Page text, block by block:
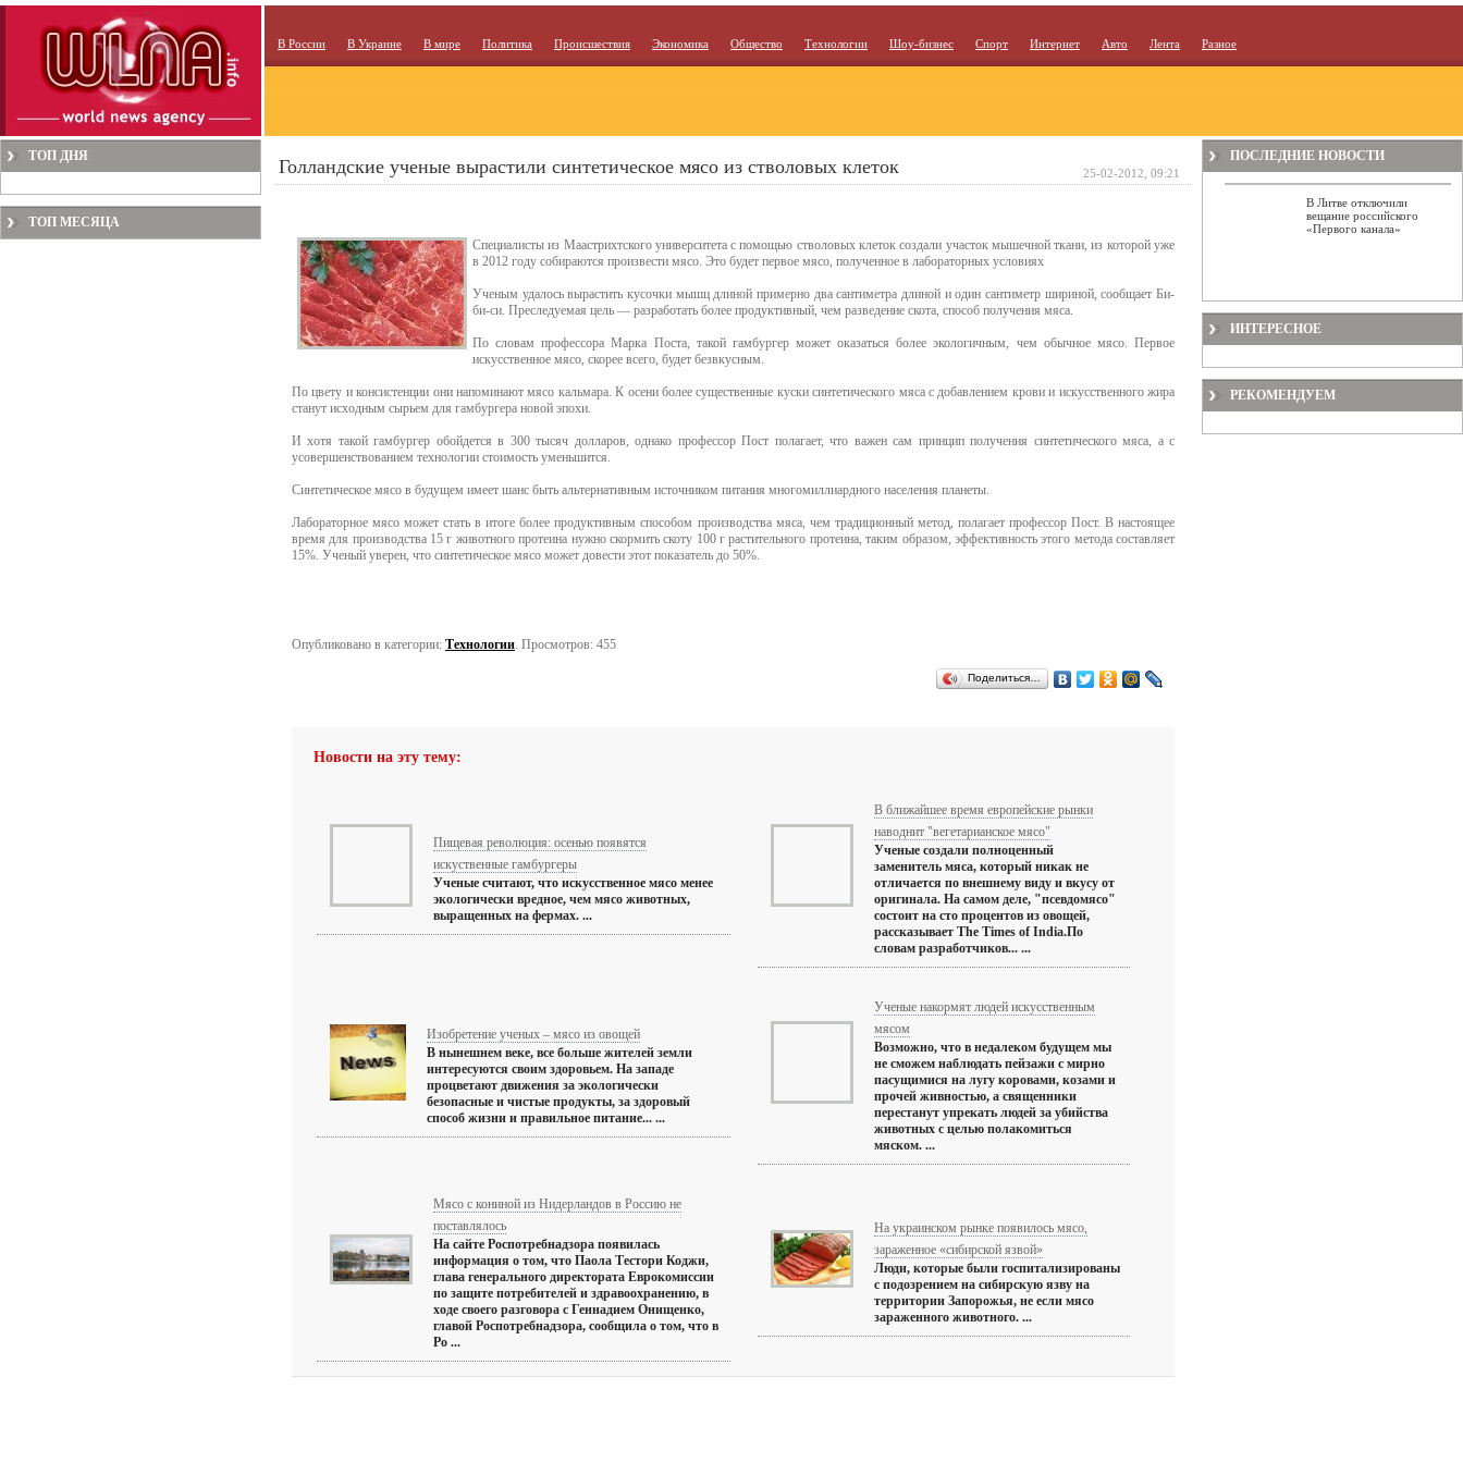
В России В Украине В мире Политика Происшествия Экономика Общество Технологии Шоу-бизнес Спорт Интернет Авто Лента Разное
ТОП ДНЯ
ТОП МЕСЯЦА
Голландские ученые вырастили синтетическое мясо из стволовых клеток
Специалисты из Маастрихтского университета с помощью стволовых клеток создали участок мышечной ткани, из которой уже
в 2012 году собираются произвести мясо. Это будет первое мясо, полученное в лабораторных условиях
Ученым удалось вырастить кусочки мышц длиной примерно два сантиметра длиной и один сантиметр шириной, сообщает Би-
би-си. Преследуемая цель — разработать более продуктивный, чем разведение скота, способ получения мяса.
По словам профессора Марка Поста, такой гамбургер может оказаться более экологичным, чем обычное мясо. Первое
искусственное мясо, скорее всего, будет безвкусным.
По цвету и консистенции они напоминают мясо кальмара. К осени более существенные куски синтетического мяса с добавлением крови и искусственного жира
станут исходным сырьем для гамбургера новой эпохи.
И хотя такой гамбургер обойдется в 300 тысяч долларов, однако профессор Пост полагает, что важен сам принцип получения синтетического мяса, а с
усовершенствованием технологии стоимость уменьшится.
Синтетическое мясо в будущем имеет шанс быть альтернативным источником питания многомиллиардного населения планеты.
Лабораторное мясо может стать в итоге более продуктивным способом производства мяса, чем традиционный метод, полагает профессор Пост. В настоящее
время для производства 15 г животного протеина нужно скормить скоту 100 г растительного протеина, таким образом, эффективность этого метода составляет
15%. Ученый уверен, что синтетическое мясо может довести этот показатель до 50%.
Опубликовано в категории: Технологии. Просмотров: 455
Поделиться…
Новости на эту тему:
Пищевая революция: осенью появятся
искуственные гамбургеры
Ученые считают, что искусственное мясо менее
экологически вредное, чем мясо животных,
выращенных на фермах. ...
В ближайшее время европейские рынки
наводнит "вегетарианское мясо"
Ученые создали полноценный
заменитель мяса, который никак не
отличается по внешнему виду и вкусу от
оригинала. На самом деле, "псевдомясо"
состоит на сто процентов из овощей,
рассказывает The Times of India.По
словам разработчиков... ...
Изобретение ученых – мясо из овощей
В нынешнем веке, все больше жителей земли
интересуются своим здоровьем. На западе
процветают движения за экологически
безопасные и чистые продукты, за здоровый
способ жизни и правильное питание... ...
Ученые накормят людей искусственным
мясом
Возможно, что в недалеком будущем мы
не сможем наблюдать пейзажи с мирно
пасущимися на лугу коровами, козами и
прочей живностью, а священники
перестанут упрекать людей за убийства
животных с целью полакомиться
мяском. ...
Мясо с кониной из Нидерландов в Россию не
поставлялось
На сайте Роспотребнадзора появилась
информация о том, что Паола Тестори Коджи,
глава генерального директората Еврокомиссии
по защите потребителей и здравоохранению, в
ходе своего разговора с Геннадием Онищенко,
главой Роспотребнадзора, сообщила о том, что в
Ро ...
На украинском рынке появилось мясо,
зараженное «сибирской язвой»
Люди, которые были госпитализированы
с подозрением на сибирскую язву на
территории Запорожья, не если мясо
зараженного животного. ...
25-02-2012, 09:21
ПОСЛЕДНИЕ НОВОСТИ
В Литве отключили
вещание российского
«Первого канала»
ИНТЕРЕСНОЕ
РЕКОМЕНДУЕМ